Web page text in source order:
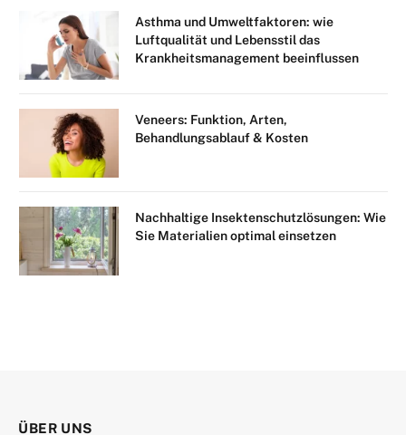
Asthma und Umweltfaktoren: wie
Luftqualität und Lebensstil das
Krankheitsmanagement beeinflussen
Veneers: Funktion, Arten,
Behandlungsablauf & Kosten
Nachhaltige Insektenschutzlösungen: Wie
Sie Materialien optimal einsetzen
ÜBER UNS